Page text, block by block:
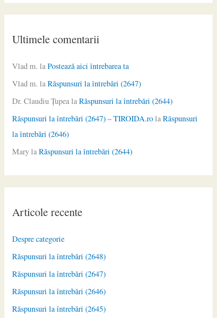
Ultimele comentarii
Vlad m. laPostează aici întrebarea ta
Vlad m. laRăspunsuri la întrebări (2647)
Dr. Claudiu ŢupealaRăspunsuri la întrebări (2644)
Răspunsuri la întrebări (2647) – TIROIDA.rolaRăspunsuri
la întrebări (2646)
MarylaRăspunsuri la întrebări (2644)
Articole recente
Despre categorie
Răspunsuri la întrebări (2648)
Răspunsuri la întrebări (2647)
Răspunsuri la întrebări (2646)
Răspunsuri la întrebări (2645)